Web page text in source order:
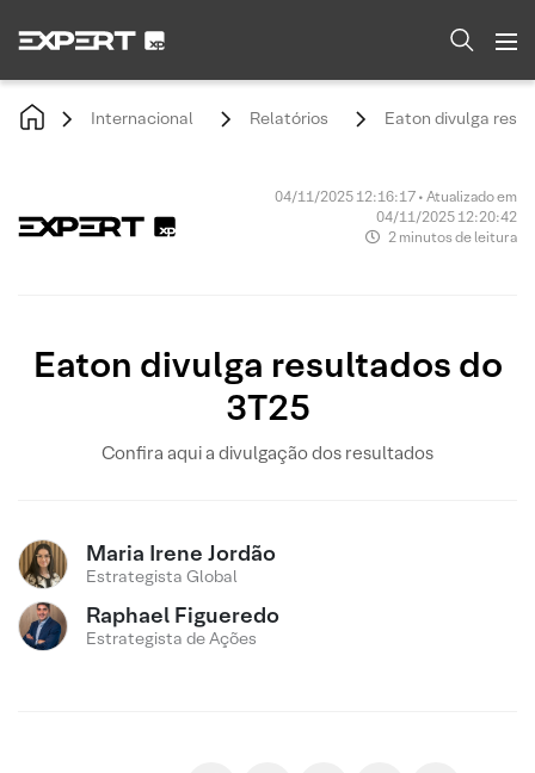
Internacional Relatórios Eaton divulga
04/11/2025 12:16:17 • Atualizado em
04/11/2025 12:20:42
2 minutos de leitura
Eaton divulga resultados do
3T25
Confira aqui a divulgação dos resultados
Maria Irene Jordão
Estrategista Global
Raphael Figueredo
Estrategista de Ações